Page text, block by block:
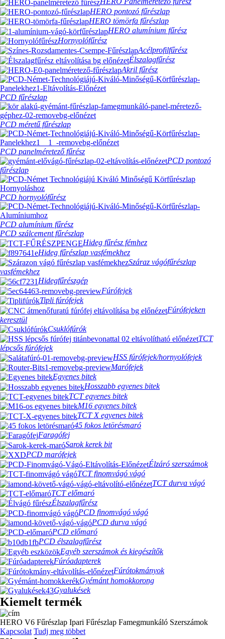
HERO pontozó fűrészlap
HERO tömörfa fűrészlap
HERO alumínium fűrész
Hornyolófűrész
Acélprofilfűrész
Élszalagfűrész
Akril fűrész
PCD fűrészlap
PCD méretű fűrészlap
PCD panelméretező fűrész
PCD pontozó
fűrészlap
PCD hornyolófűrész
PCD alumínium fűrész
PCD szálcement fűrészlap
Hideg fűrész fémhez
Hideg fűrészlap vasfémekhez
Száraz vágófűrészlap
vasfémekhez
Hidegfűrészgép
Fúrófejek
Tipli fúrófejek
Fúrófejeken
keresztül
Csuklófúrók
TCT
lépcsős fúrófejek
HSS fúrófejek/hornyolófejek
Marófejek
Egyenes bitek
Hosszabb egyenes bitek
TCT egyenes bitek
M16 egyenes bitek
TCT X egyenes bitek
45 fokos letörésmaró
Faragófej
Sarok kerek bit
PCD marófejek
Élzáró szerszámok
TCT finomvágó vágó
TCT durva vágó
TCT előmaró
Élszalagfűrész
PCD finomvágó vágó
PCD durva vágó
PCD előmaró
PCD élszalagfűrész
Egyéb szerszámok és kiegészítők
Fúróadapterek
Fúrótokmányok
Gyémánt homokkorong
Gyalukések
Kiemelt termék
HERO V6 Fűrészlap Ipari Fűrészlap Famegmunkáló Szerszámok
Kapcsolat Tudj meg többet